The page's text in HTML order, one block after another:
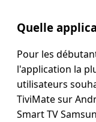
Quelle
Pour les
l'application la
utilisateurs
TiviMate sur
Smart TV